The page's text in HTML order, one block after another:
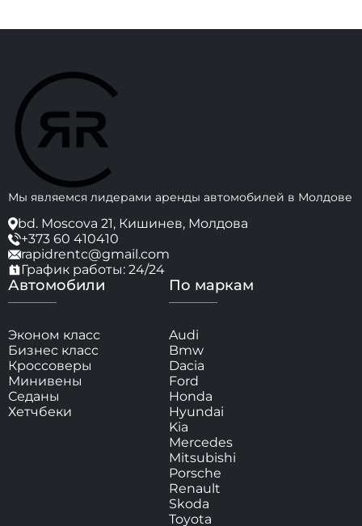
Мы являемся лидерами аренды автомобилей в Молдове
bd. Moscova 21, Кишинев, Молдова
+373 60 410410
rapidrentc@gmail.com
График работы: 24/24
Автомобили
Эконом класс
Бизнес класс
Кроссоверы
Минивены
Седаны
Хетчбеки
По маркам
Audi
Bmw
Dacia
Ford
Honda
Hyundai
Kia
Mercedes
Mitsubishi
Porsche
Renault
Skoda
Toyota